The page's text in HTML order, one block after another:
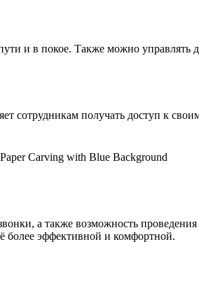
и в покое. Также можно
сотрудникам получать доступ к
а также возможность
более эффективной и комфортной.